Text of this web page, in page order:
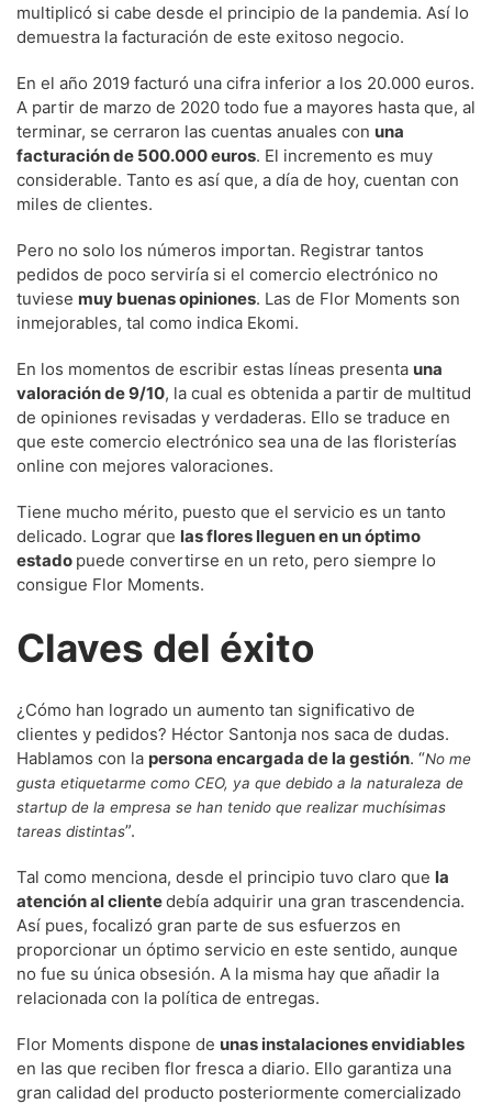
multiplicó si cabe desde el principio de la pandemia. Así lo
demuestra la facturación de este exitoso negocio.
En el año 2019 facturó una cifra inferior a los 20.000 euros.
A partir de marzo de 2020 todo fue a mayores hasta que, al
terminar, se cerraron las cuentas anuales con una
facturación de 500.000 euros. El incremento es muy
considerable. Tanto es así que, a día de hoy, cuentan con
miles de clientes.
Pero no solo los números importan. Registrar tantos
pedidos de poco serviría si el comercio electrónico no
tuviese muy buenas opiniones. Las de Flor Moments son
inmejorables, tal como indica Ekomi.
En los momentos de escribir estas líneas presenta una
valoración de 9/10, la cual es obtenida a partir de multitud
de opiniones revisadas y verdaderas. Ello se traduce en
que este comercio electrónico sea una de las floristerías
online con mejores valoraciones.
Tiene mucho mérito, puesto que el servicio es un tanto
delicado. Lograr que las flores lleguen en un óptimo
estado puede convertirse en un reto, pero siempre lo
consigue Flor Moments.
Claves del éxito
¿Cómo han logrado un aumento tan significativo de
clientes y pedidos? Héctor Santonja nos saca de dudas.
Hablamos con la persona encargada de la gestión. “No me
gusta etiquetarme como CEO, ya que debido a la naturaleza de
startup de la empresa se han tenido que realizar muchísimas
tareas distintas”.
Tal como menciona, desde el principio tuvo claro que la
atención al clientedebía adquirir una gran trascendencia.
Así pues, focalizó gran parte de sus esfuerzos en
proporcionar un óptimo servicio en este sentido, aunque
no fue su única obsesión. A la misma hay que añadir la
relacionada con la política de entregas.
Flor Moments dispone de unas instalaciones envidiables
en las que reciben flor fresca a diario. Ello garantiza una
gran calidad del producto posteriormente comercializado